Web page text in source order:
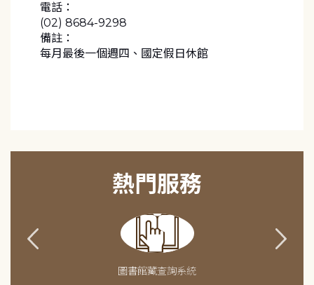
電話：
(02) 8684-9298
備註：
每月最後一個週四、國定假日休館
熱門服務
圖書館藏查詢系統